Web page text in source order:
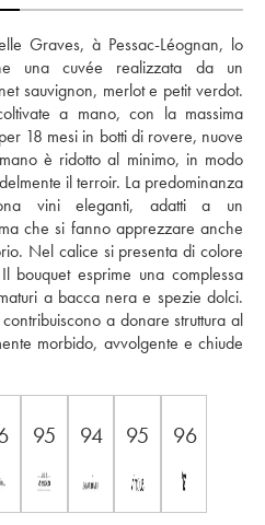
Graves, à Pessac-Léognan, lo
una cuvée realizzata da un
sauvignon, merlot e petit verdot.
a mano, con la massima
18 mesi in botti di rovere, nuove
è ridotto al minimo, in modo
il terroir. La predominanza
vini eleganti, adatti a un
che si fanno apprezzare anche
Nel calice si presenta di colore
bouquet esprime una complessa
a bacca nera e spezie dolci.
a donare struttura al
morbido, avvolgente e chiude
95 94 95 96